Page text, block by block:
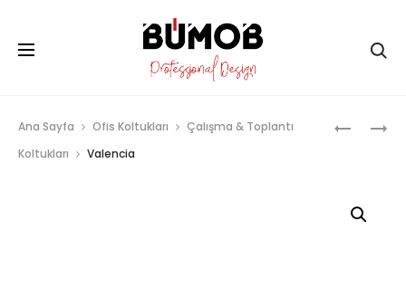
STARK
TOLEDO
Ana Sayfa Ofis Koltukları
Çalışma & Toplantı
Koltukları
Valencia